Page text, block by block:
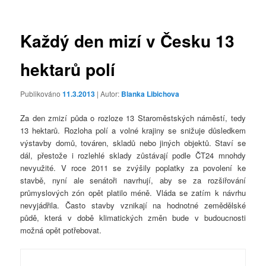
Každý den mizí v Česku 13
hektarů polí
Publikováno11.3.2013 | Autor: Blanka Libichova
Za den zmizí půda o rozloze 13 Staroměstských náměstí, tedy
13 hektarů. Rozloha polí a volné krajiny se snižuje důsledkem
výstavby domů, továren, skladů nebo jiných objektů. Staví se
dál, přestože i rozlehlé sklady zůstávají podle ČT24 mnohdy
nevyužité. V roce 2011 se zvýšily poplatky za povolení ke
stavbě, nyní ale senátoři navrhují, aby se za rozšiřování
průmyslových zón opět platilo méně. Vláda se zatím k návrhu
nevyjádřila. Často stavby vznikají na hodnotné zemědělské
půdě, která v době klimatických změn bude v budoucnosti
možná opět potřebovat.